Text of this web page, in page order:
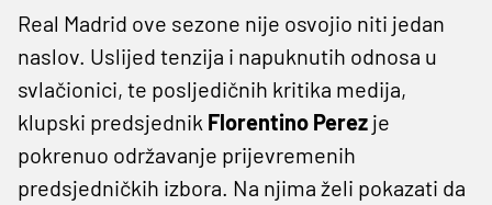
Real Madrid ove sezone nije osvojio niti jedan
naslov. Uslijed tenzija i napuknutih odnosa u
svlačionici, te posljedičnih kritika medija,
klupski predsjednik Florentino Perez je
pokrenuo održavanje prijevremenih
predsjedničkih izbora. Na njima želi pokazati da